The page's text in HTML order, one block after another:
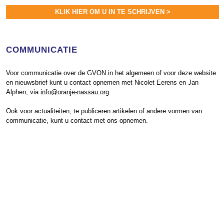
KLIK HIER OM U IN TE SCHRIJVEN >
COMMUNICATIE
Voor communicatie over de GVON in het algemeen of voor deze website
en nieuwsbrief kunt u contact opnemen met Nicolet Eerens en Jan
Alphen, via info@oranje-nassau.org
Ook voor actualiteiten, te publiceren artikelen of andere vormen van
communicatie, kunt u contact met ons opnemen.